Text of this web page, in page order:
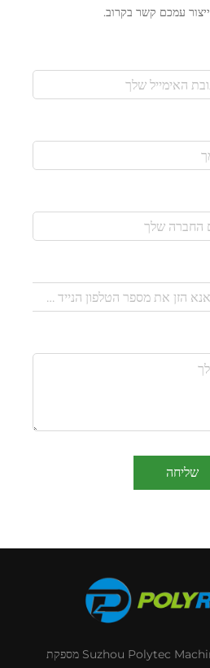
עמכם קשר בקרוב.
שליחה
חברת Suzhou Polytec Machine Co LTD מספקת